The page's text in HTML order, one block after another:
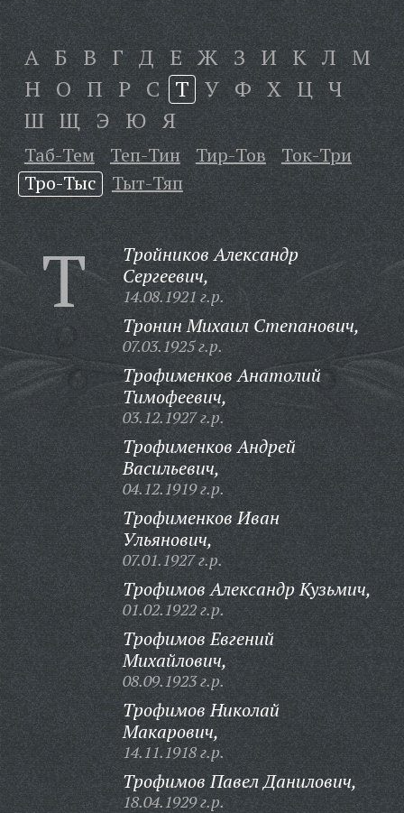
А Б В Г Д Е Ж З И К Л М
Н О П Р С Т У Ф Х Ц Ч
Ш Щ Э Ю Я
Таб-Тем Теп-Тин Тир-Тов
Ток-Три
Тро-Тыс
Тыт-Тяп
Т
Тройников Александр
Сергеевич,
14.08.1921 г.р.
Тронин Михаил Степанович,
07.03.1925 г.р.
Трофименков Анатолий
Тимофеевич,
03.12.1927 г.р.
Трофименков Андрей
Васильевич,
04.12.1919 г.р.
Трофименков Иван
Ульянович,
07.01.1927 г.р.
Трофимов Александр Кузьмич,
01.02.1922 г.р.
Трофимов Евгений
Михайлович,
08.09.1923 г.р.
Трофимов Николай
Макарович,
14.11.1918 г.р.
Трофимов Павел Данилович,
18.04.1929 г.р.